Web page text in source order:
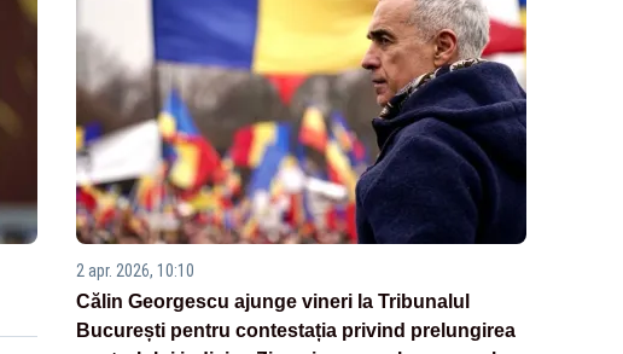
2 apr. 2026, 10:10
Călin Georgescu ajunge vineri la Tribunalul
București pentru contestația privind prelungirea